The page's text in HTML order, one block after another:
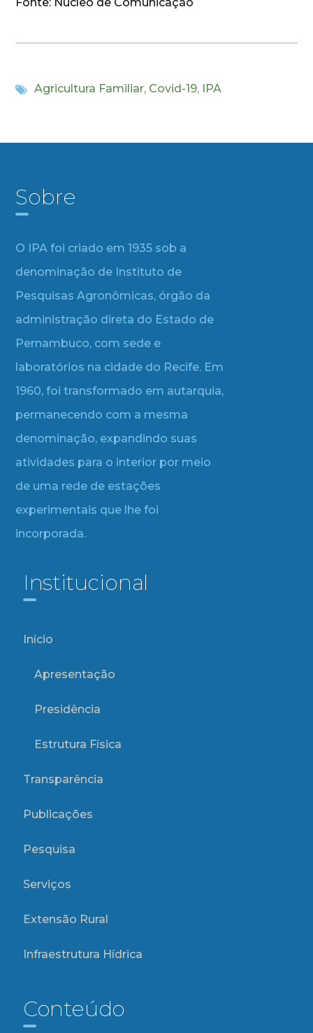
Agricultura Familiar, Covid-19, IPA
Sobre
O IPA foi criado em 1935 sob a
denominação de Instituto de
Pesquisas Agronômicas, órgão da
administração direta do Estado de
Pernambuco, com sede e
laboratórios na cidade do Recife. Em
1960, foi transformado em autarquia,
permanecendo com a mesma
denominação, expandindo suas
atividades para o interior por meio
de uma rede de estações
experimentais que lhe foi
incorporada.
Institucional
Início
Apresentação
Presidência
Estrutura Física
Transparência
Publicações
Pesquisa
Serviços
Extensão Rural
Infraestrutura Hídrica
Conteúdo